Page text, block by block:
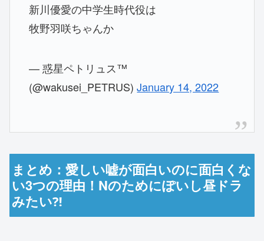
新川優愛の中学生時代役は
牧野羽咲ちゃんか
— 惑星ペトリュス™
(@wakusei_PETRUS)January 14, 2022
まとめ：愛しい嘘が面白いのに面白くな
い3つの理由！Nのためにぽいし昼ドラ
みたい⁈